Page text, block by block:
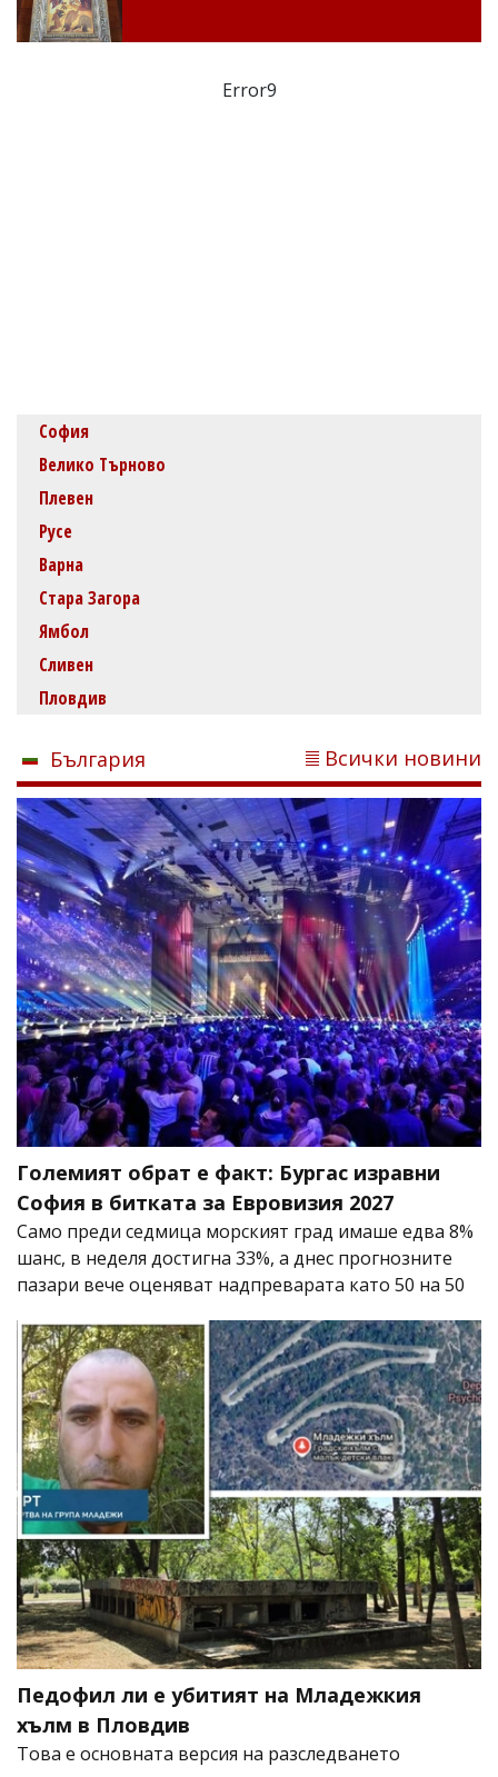
Error9
София
Велико Търново
Плевен
Русе
Варна
Стара Загора
Ямбол
Сливен
Пловдив
България Всички новини
Големият обрат е факт: Бургас изравни
София в битката за Евровизия 2027
Само преди седмица морският град имаше едва 8%
шанс, в неделя достигна 33%, а днес прогнозните
пазари вече оценяват надпреварата като 50 на 50
Педофил ли е убитият на Младежкия
хълм в Пловдив
Това е основната версия на разследването